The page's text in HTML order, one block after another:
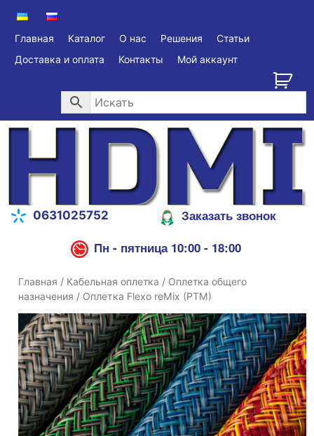
Главная Каталог О нас Решения
Статьи
Доставка и оплата
Контакты Мой аккаунт
0631025752
Заказать звонок
Пн - пятница 10:00 - 18:00
Главная / Кабельная оплетка / Оплетка общего
назначения / Оплетка Flexo reMix (PTM)